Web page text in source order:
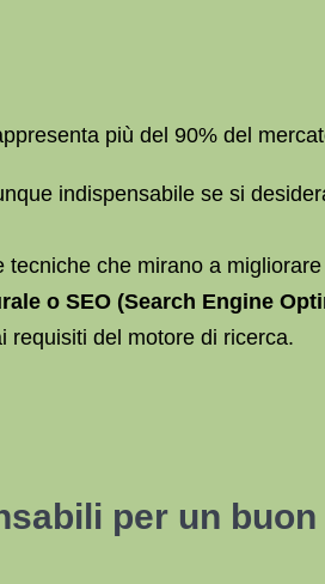
più del 90% del
indispensabile se si
che mirano a
o SEO (Search Engine
requisiti del motore di ricerca.
per un